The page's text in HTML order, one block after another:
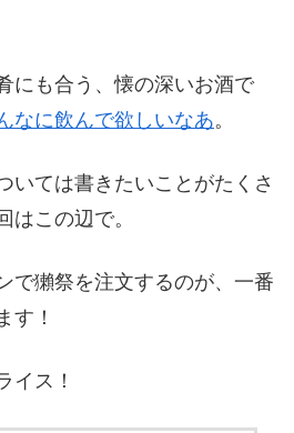
にも合う、懐の深いお酒で
なに飲んで欲しいなあ。
いては書きたいことがたくさ
はこの辺で。
で獺祭を注文するのが、一番
す！
イス！